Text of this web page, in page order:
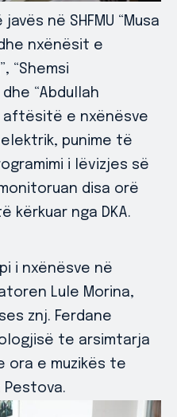
në SHFMU “Musa
nxënësit e
“Shemsi
dhe “Abdullah
aftësitë e nxënësve
punime të
i lëvizjes së
disa orë
kërkuar nga DKA.
i nxënësve në
Lule Morina,
znj. Ferdane
te arsimtarja
ora e muzikës te
Pestova.